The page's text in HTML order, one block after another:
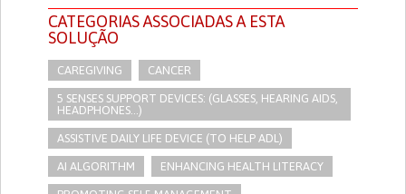
CATEGORIAS ASSOCIADAS A ESTA
SOLUÇÃO
CAREGIVING CANCER
5 SENSES SUPPORT DEVICES: (GLASSES, HEARING AIDS,
HEADPHONES...)
ASSISTIVE DAILY LIFE DEVICE (TO HELP ADL)
AI ALGORITHM ENHANCING HEALTH LITERACY